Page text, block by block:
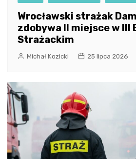
Wrocławski strażak
zdobywa II miejsce w III
Strażackim
Michał Kozicki 25 lipca 2026